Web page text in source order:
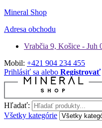
Mineral Shop
Adresa obchodu
Vrabčia 9, Košice - Juh
Mobil: +421 904 234 455
Prihlásiť sa alebo Registrovať
Hľadať:
Všetky kategórie